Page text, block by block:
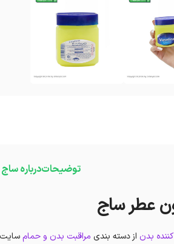
توضیحاتدرباره ساج
عطر ساج
بدن از دسته بندی مراقبت بدن و حمامسایت